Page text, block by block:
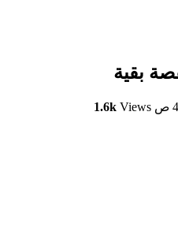
بقية
1.6k Views